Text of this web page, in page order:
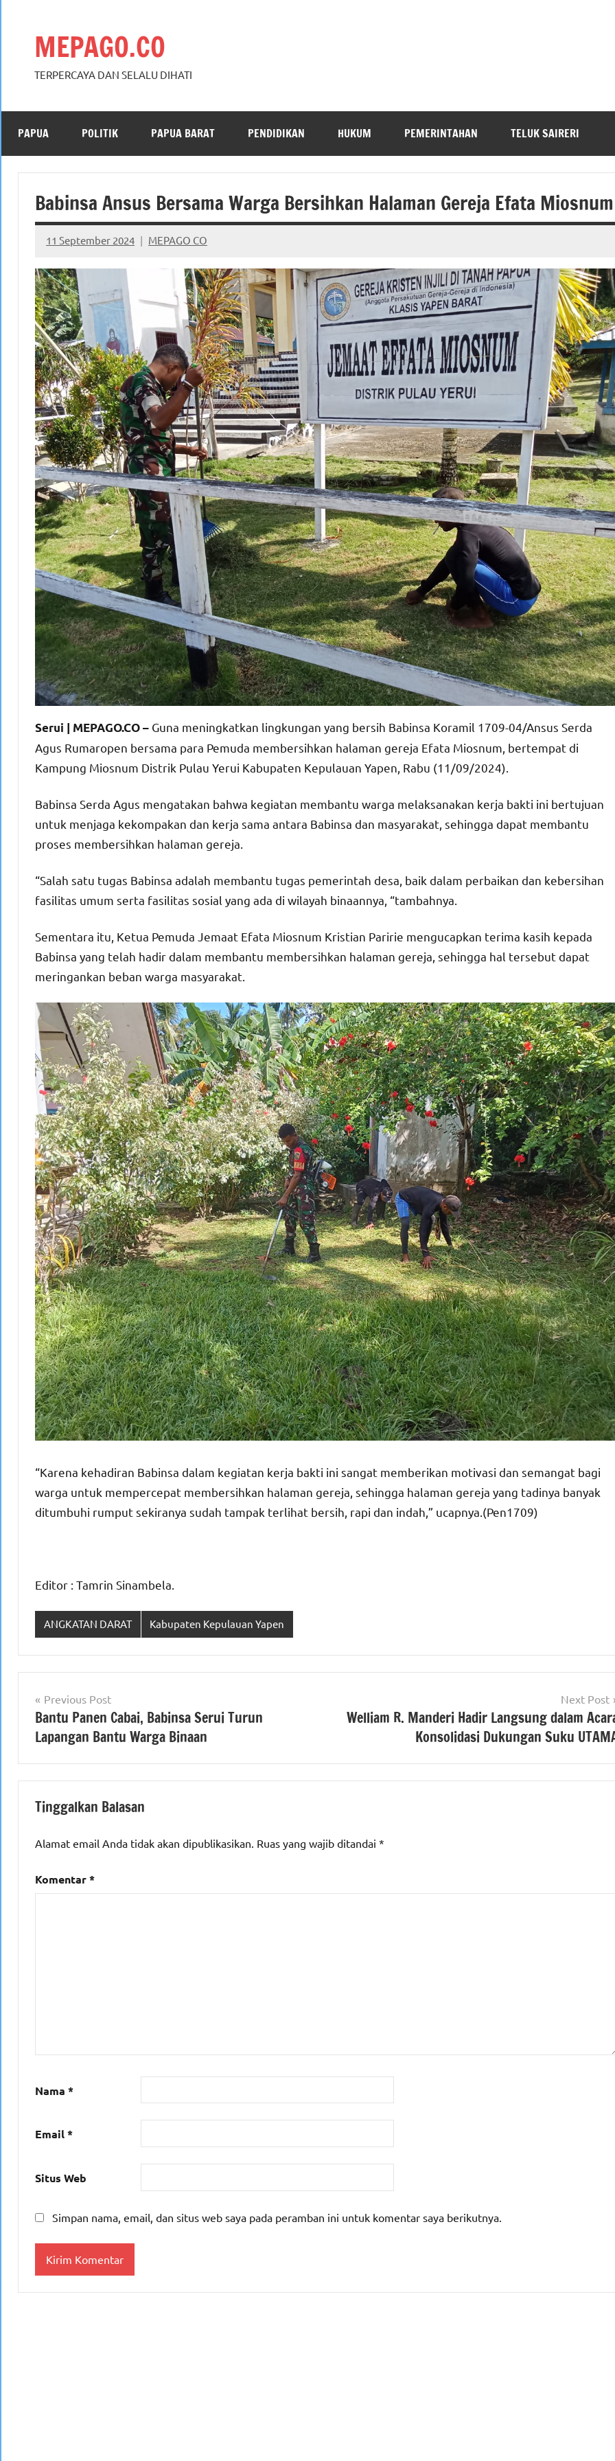
MEPAGO.CO
TERPERCAYA DAN SELALU DIHATI
PAPUA POLITIK PAPUA BARAT PENDIDIKAN HUKUM PEMERINTAHAN TELUK SAIRERI
Babinsa Ansus Bersama Warga Bersihkan Halaman Gereja Efata Miosnum
11 September 2024 MEPAGO CO
No
comments
Serui | MEPAGO.CO – Guna meningkatkan lingkungan yang bersih Babinsa Koramil 1709-04/Ansus Serda
Agus Rumaropen bersama para Pemuda membersihkan halaman gereja Efata Miosnum, bertempat di
Kampung Miosnum Distrik Pulau Yerui Kabupaten Kepulauan Yapen, Rabu (11/09/2024).
Babinsa Serda Agus mengatakan bahwa kegiatan membantu warga melaksanakan kerja bakti ini bertujuan
untuk menjaga kekompakan dan kerja sama antara Babinsa dan masyarakat, sehingga dapat membantu
proses membersihkan halaman gereja.
“Salah satu tugas Babinsa adalah membantu tugas pemerintah desa, baik dalam perbaikan dan kebersihan
fasilitas umum serta fasilitas sosial yang ada di wilayah binaannya, “tambahnya.
Sementara itu, Ketua Pemuda Jemaat Efata Miosnum Kristian Paririe mengucapkan terima kasih kepada
Babinsa yang telah hadir dalam membantu membersihkan halaman gereja, sehingga hal tersebut dapat
meringankan beban warga masyarakat.
“Karena kehadiran Babinsa dalam kegiatan kerja bakti ini sangat memberikan motivasi dan semangat bagi
warga untuk mempercepat membersihkan halaman gereja, sehingga halaman gereja yang tadinya banyak
ditumbuhi rumput sekiranya sudah tampak terlihat bersih, rapi dan indah,” ucapnya.(Pen1709)
Editor : Tamrin Sinambela.
ANGKATAN DARAT Kabupaten Kepulauan Yapen
Navigasi
pos
Previous Post
Bantu Panen Cabai, Babinsa Serui Turun
Lapangan Bantu Warga Binaan
Next Post
Welliam R. Manderi Hadir Langsung dalam
Konsolidasi Dukungan Suku
Tinggalkan Balasan
Alamat email Anda tidak akan dipublikasikan. Ruas yang wajib ditandai *
Komentar*
Nama *
Email*
Situs Web
Simpan nama, email, dan situs web saya pada peramban ini untuk komentar saya berikutnya.